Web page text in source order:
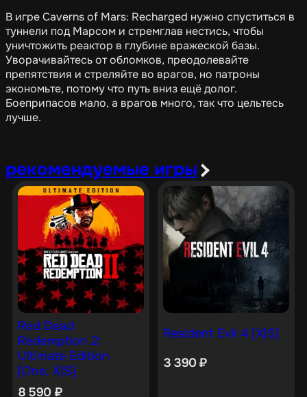
В игре Caverns of Mars: Recharged нужно спуститься в
туннели под Марсом и стремглав нестись, чтобы
уничтожить реактор в глубине вражеской базы.
Уворачивайтесь от обломков, преодолевайте
препятствия и стреляйте во врагов, но патроны
экономьте, потому что путь вниз ещё долог.
Боеприпасов мало, а врагов много, так что цельтесь
лучше.
рекомендуемые игры
Red Dead
Redemption 2:
Ultimate Edition
[One, X|S]
8 590 ₽
Resident Evil 4 [X|S]
3 390₽